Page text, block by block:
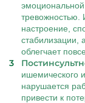
эмоциональной
тревожностью.
настроение,
стабилизации,
облегчает
ишемического
нарушается
привести к